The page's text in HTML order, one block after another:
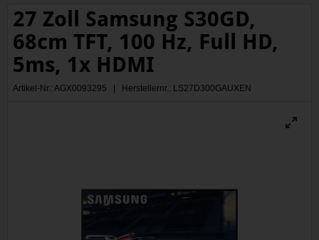
27 Zoll Samsung S30GD,
68cm TFT, 100 Hz, Full HD,
5ms, 1x HDMI
Artikel-Nr.: AGX0093295 | Herstellernr.: LS27D300GAUXEN